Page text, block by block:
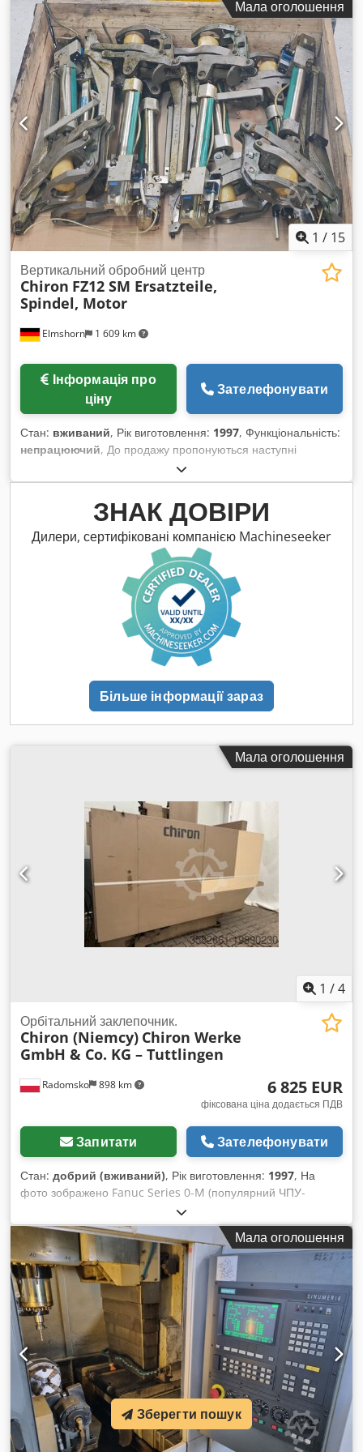
Мала оголошення
1 / 15
Elmshorn 1 609 km
Вертикальний обробний центр
Chiron FZ12 SM Ersatzteile,
Spindel, Motor
ціну
Зателефонувати
Стан: вживаний, Рік виготовлення: 1997, Функціональність:
непрацюючий, До продажу пропонуються наступні
запчастини від Chiron FZ 12 SM, рік випуску 1997:
Chjdpexdhp Eofx Ahboa 9 шт. тримачів інструменту 1 шт.
шпиндель 1 шт. двигун шпинделя
ЗНАК ДОВІРИ
Дилери, сертифіковані компанією Machineseeker
Більше інформації зараз
Мала оголошення
1 /4
Radomsko 898 km
Орбітальний заклепочник.
Chiron (Niemcy) Chiron Werke
GmbH & Co. KG – Tuttlingen
6 825 EUR
фіксована ціна додається ПДВ
Запитати Зателефонувати
Стан: добрий (вживаний), Рік виготовлення: 1997, На
фото зображено Fanuc Series 0-M (популярний ЧПУ-
контролер, який використовувався у 80/90-х роках).
Підтримує інтерполяцію осей X, Y, Z і магазин інструментів.
Екран CRT, класична клавіатура з кнопками. 3.
Електротехнічні параметри (паспортна табличка) Живлення:
3-фазне, 380 В, 50 Гц Напруга управління: (відсутні дані,
але стандартно Fanuc 110/220 В → трансформатор)
Допоміжна напруга: 24 В Захист: 16 A (автоматичний
вимикач) Номер електросхеми: 711 792 01 01 4.
Конструкція верстата Вертикальний обробний центр з ЧПУ
(фрезерний) із закритим кожухом. Робочий стіл із сіткою
отворів для кріплення деталей. Карусельний магазин
інструментів (видно на фото) – зазвичай на 12, 20 або 24
інструменти (залежно від версії). Автоматична зміна
інструменту (АТС). Вісь Z рухається вертикально (видно
вузол напрямних і гармошкові захисні кожухи). 5. Типові
Мала оголошення
Зберегти пошук